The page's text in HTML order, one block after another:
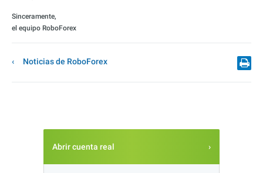
Sinceramente,
el equipo RoboForex
Noticias de RoboForex
Abrir cuenta real